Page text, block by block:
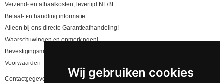
Wij gebruiken cookies
Verzend- en afhaalkosten, levertijd NL/BE
Betaal- en handling informatie
Alleen bij ons directe Garantieafhandeling!
Waarschuwingen en opmerkingen!
Bevestigingsmail niet gekregen, lees hier!
Voorwaarden
Contactgegevens en privacy